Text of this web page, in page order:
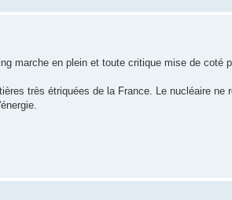
marche en plein et toute critique mise de coté
très étriquées de la France. Le nucléaire ne